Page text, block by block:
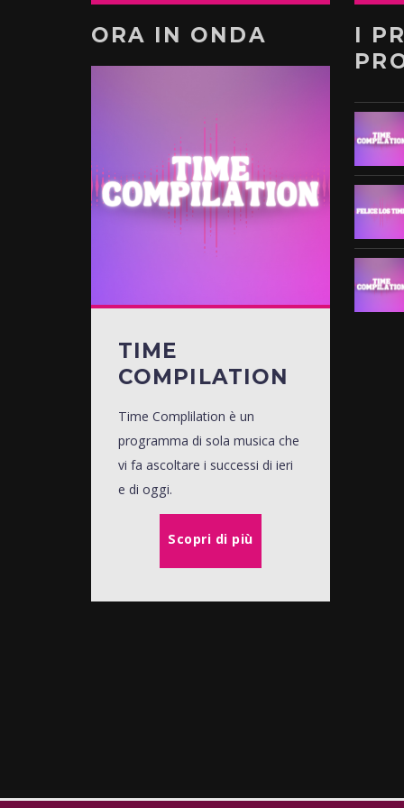
ORA IN ONDA
TIME
COMPILATION
Time Complilation è un
programma di sola musica che
vi fa ascoltare i successi di ieri
e di oggi.
Scopri di più
I